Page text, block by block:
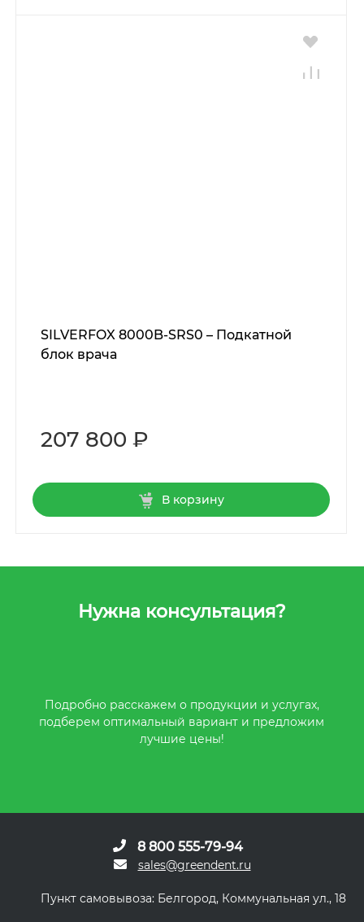
SILVERFOX 8000B-SRS0 – Подкатной
блок врача
207 800 ₽
В корзину
Нужна консультация?
Подробно расскажем о продукции и услугах,
подберем оптимальный вариант и предложим
лучшие цены!
8 800 555-79-94
sales@greendent.ru
Пункт самовывоза: Белгород, Коммунальная ул., 18